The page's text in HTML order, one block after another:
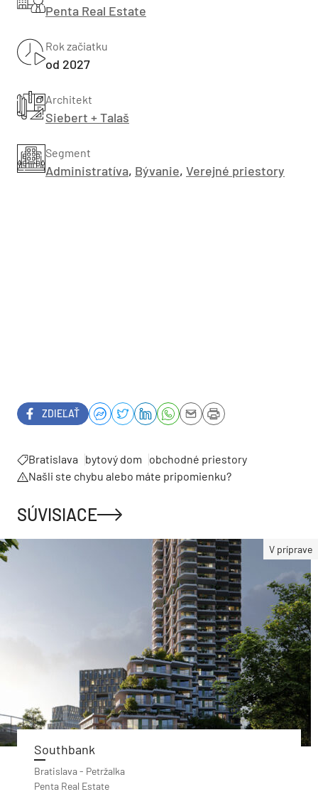
Penta Real Estate
Rok začiatku
od 2027
Architekt
Siebert + Talaš
Segment
Administratíva, Bývanie, Verejné priestory
ZDIEĽAŤ
Bratislava bytový dom
obchodné priestory
Našli ste chybu alebo máte pripomienku?
SÚVISIACE
V príprave
Southbank
Bratislava - Petržalka
Penta Real Estate